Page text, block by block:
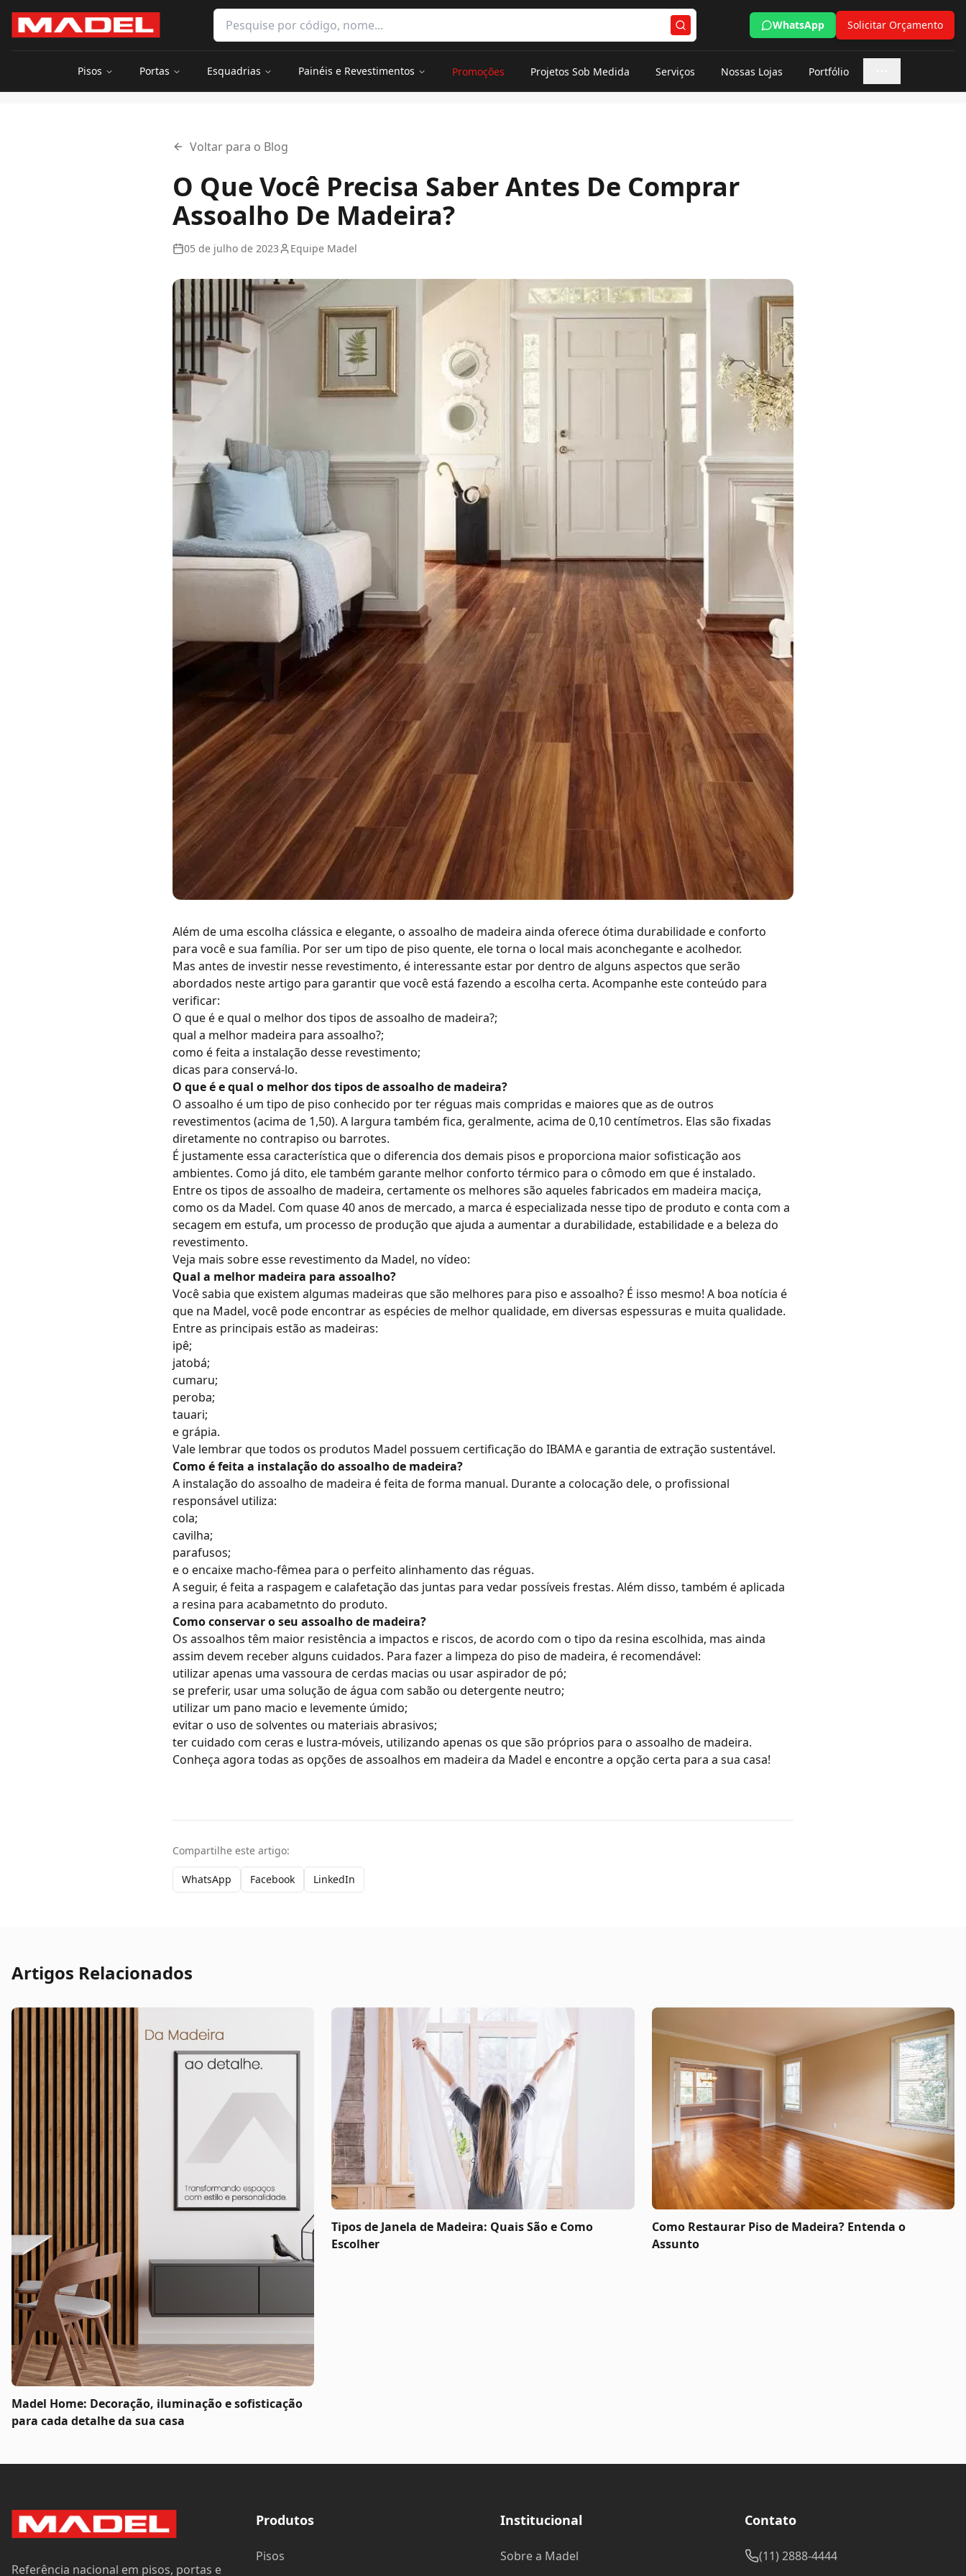
Pesquisar produtos e categorias
WhatsApp Solicitar Orçamento
Pisos Portas Esquadrias Painéis e Revestimentos Promoções Projetos Sob Medida Serviços Nossas Lojas Portfólio
Voltar para o Blog
O Que Você Precisa Saber Antes De Comprar
Assoalho De Madeira?
05 de julho de 2023 Equipe Madel
Além de uma escolha clássica e elegante, o assoalho de madeira ainda oferece ótima durabilidade e conforto
para você e sua família. Por ser um tipo de piso quente, ele torna o local mais aconchegante e acolhedor.
Mas antes de investir nesse revestimento, é interessante estar por dentro de alguns aspectos que serão
abordados neste artigo para garantir que você está fazendo a escolha certa. Acompanhe este conteúdo para
verificar:
O que é e qual o melhor dos tipos de assoalho de madeira?;
qual a melhor madeira para assoalho?;
como é feita a instalação desse revestimento;
dicas para conservá-lo.
O que é e qual o melhor dos tipos de assoalho de madeira?
O assoalho é um tipo de piso conhecido por ter réguas mais compridas e maiores que as de outros
revestimentos (acima de 1,50). A largura também fica, geralmente, acima de 0,10 centímetros. Elas são fixadas
diretamente no contrapiso ou barrotes.
É justamente essa característica que o diferencia dos demais pisos e proporciona maior sofisticação aos
ambientes. Como já dito, ele também garante melhor conforto térmico para o cômodo em que é instalado.
Entre os tipos de assoalho de madeira, certamente os melhores são aqueles fabricados em madeira maciça,
como os da Madel. Com quase 40 anos de mercado, a marca é especializada nesse tipo de produto e conta com a
secagem em estufa, um processo de produção que ajuda a aumentar a durabilidade, estabilidade e a beleza do
revestimento.
Veja mais sobre esse revestimento da Madel, no vídeo:
Qual a melhor madeira para assoalho?
Você sabia que existem algumas madeiras que são melhores para piso e assoalho? É isso mesmo! A boa notícia é
que na Madel, você pode encontrar as espécies de melhor qualidade, em diversas espessuras e muita qualidade.
Entre as principais estão as madeiras:
ipê;
jatobá;
cumaru;
peroba;
tauari;
e grápia.
Vale lembrar que todos os produtos Madel possuem certificação do IBAMA e garantia de extração sustentável.
Como é feita a instalação do assoalho de madeira?
A instalação do assoalho de madeira é feita de forma manual. Durante a colocação dele, o profissional
responsável utiliza:
cola;
cavilha;
parafusos;
e o encaixe macho-fêmea para o perfeito alinhamento das réguas.
A seguir, é feita a raspagem e calafetação das juntas para vedar possíveis frestas. Além disso, também é aplicada
a resina para acabametnto do produto.
Como conservar o seu assoalho de madeira?
Os assoalhos têm maior resistência a impactos e riscos, de acordo com o tipo da resina escolhida, mas ainda
assim devem receber alguns cuidados. Para fazer a limpeza do piso de madeira, é recomendável:
utilizar apenas uma vassoura de cerdas macias ou usar aspirador de pó;
se preferir, usar uma solução de água com sabão ou detergente neutro;
utilizar um pano macio e levemente úmido;
evitar o uso de solventes ou materiais abrasivos;
ter cuidado com ceras e lustra-móveis, utilizando apenas os que são próprios para o assoalho de madeira.
Conheça agora todas as opções deassoalhos em madeira da Madel e encontre a opção certa para a sua casa!
Compartilhe este artigo:
WhatsApp Facebook LinkedIn
Artigos Relacionados
Madel Home: Decoração, iluminação e sofisticação
para cada detalhe da sua casa
Tipos de Janela de Madeira: Quais São e Como
Escolher
Como Restaurar Piso de Madeira? Entenda o
Assunto
Referência nacional em pisos, portas e
Produtos
Pisos
Institucional
Sobre a Madel
Contato
(11) 2888-4444